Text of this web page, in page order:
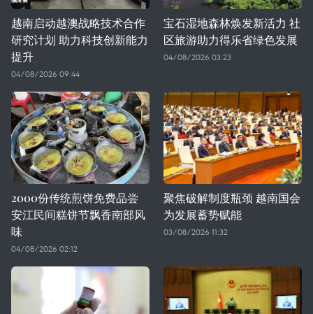
越南启动越澳战略技术合作
研究计划 助力科技创新能力
提升
04/08/2026 09:44
宝石湿地森林焕发新活力 社
区旅游助力得乐省绿色发展
04/08/2026 03:23
2000份传统煎饼免费品尝
安江民间糕饼节飘香南部风
味
04/08/2026 02:12
聚焦破解制度瓶颈 越南国会
为发展蓄势赋能
03/08/2026 11:32